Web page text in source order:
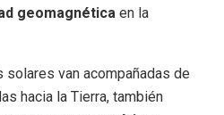
geomagnética en la
van acompañadas de
hacia la Tierra, también